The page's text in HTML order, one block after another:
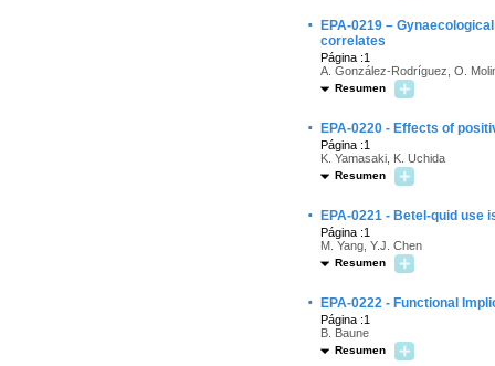
·
EPA-0219 –
correlates
Página :1
A. González-Rodríguez, O.
Resumen
· EPA-0220 - Effects of
Página :1
K. Yamasaki, K. Uchida
Resumen
· EPA-0221 - Betel-quid use
Página :1
M. Yang, Y.J. Chen
Resumen
· EPA-0222 - Functional
Página :1
B. Baune
Resumen